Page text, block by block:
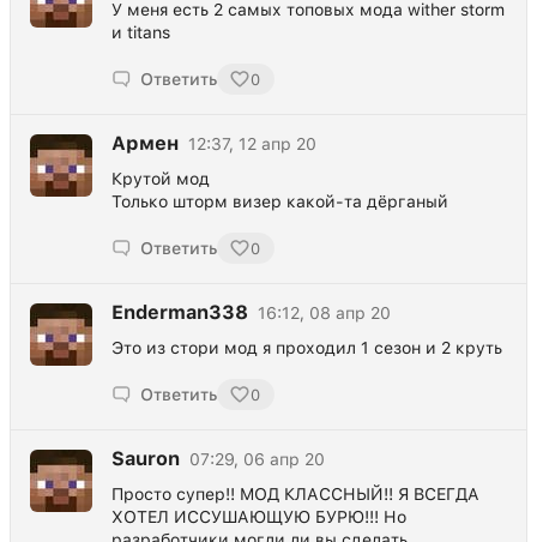
У меня есть 2 самых топовых мода wither storm
и titans
Ответить 0
Армен 12:37, 12 апр 20
Крутой мод
Только шторм визер какой-та дёрганый
Ответить 0
Enderman338
16:12, 08 апр 20
Это из стори мод я проходил 1 сезон и 2 круть
Ответить 0
Sauron 07:29, 06 апр 20
Просто супер!! МОД КЛАССНЫЙ!! Я ВСЕГДА
ХОТЕЛ ИССУШАЮЩУЮ БУРЮ!!! Но